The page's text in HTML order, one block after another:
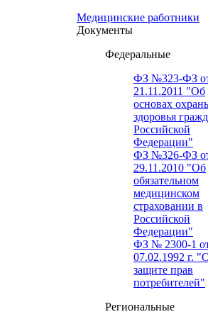
Медицинские работники
Документы
Федеральные
ФЗ №323-ФЗ
21.11.2011 "Об
основах
здоровья
Российской
Федерации"
ФЗ №326-ФЗ
29.11.2010 "Об
обязательном
медицинском
страховании в
Российской
Федерации"
ФЗ № 2300-1
07.02.1992 г.
защите прав
потребителей"
Региональные